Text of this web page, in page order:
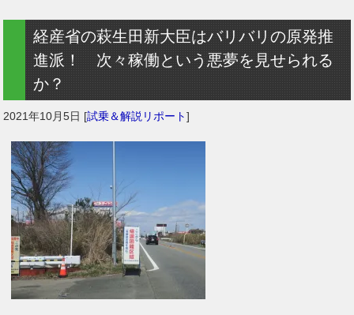
経産省の萩生田新大臣はバリバリの原発推
進派！ 次々稼働という悪夢を見せられる
か？
2021年10月5日 [試乗＆解説リポート]